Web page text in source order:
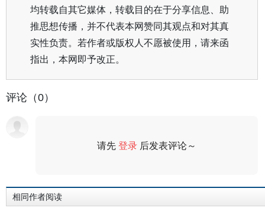
均转载自其它媒体，转载目的在于分享信息、助
推思想传播，并不代表本网赞同其观点和对其真
实性负责。若作者或版权人不愿被使用，请来函
指出，本网即予改正。
评论（0）
请先登录 后发表评论～
相同作者阅读